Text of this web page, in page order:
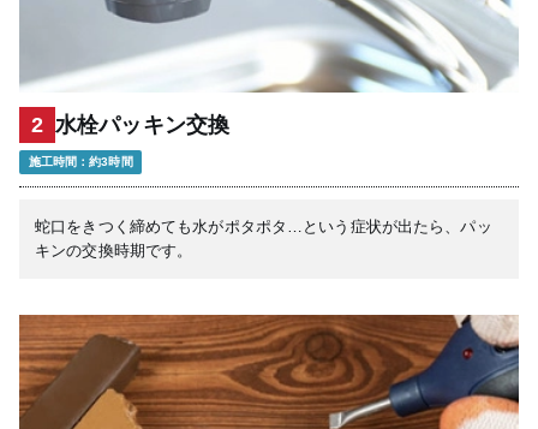
2 水栓パッキン交換
施工時間：約3時間
蛇口をきつく締めても水がポタポタ…という症状が出たら、パッ
キンの交換時期です。